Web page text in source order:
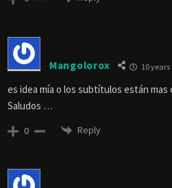
Mangolorox 10 years
es idea mía o los subtítulos están
Saludos …
0 Reply